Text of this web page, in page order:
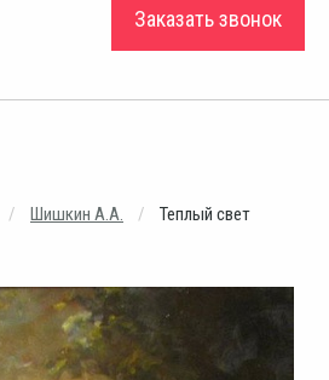
Заказать звонок
Шишкин А.А. Теплый свет